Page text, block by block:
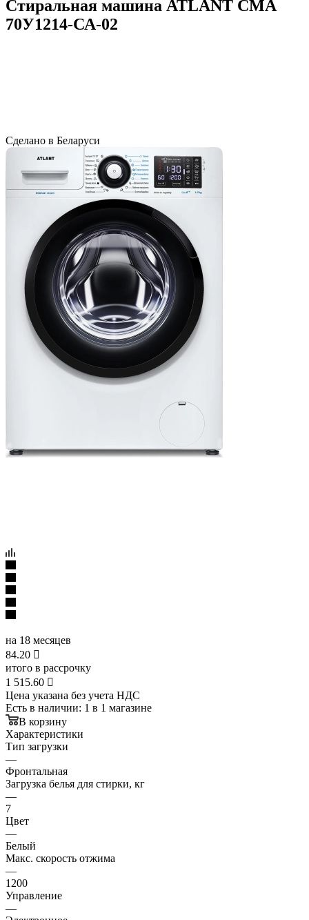
Стиральная машина ATLANT СМА
70У1214-СА-02
Сделано в Беларуси
на 18 месяцев
84.20 
итого в рассрочку
1 515.60 
Цена указана без учета НДС
Есть в наличии: 1 в 1 магазине
В корзину
Характеристики
Тип загрузки
—
Фронтальная
Загрузка белья для стирки, кг
—
7
Цвет
—
Белый
Макс. скорость отжима
—
1200
Управление
—